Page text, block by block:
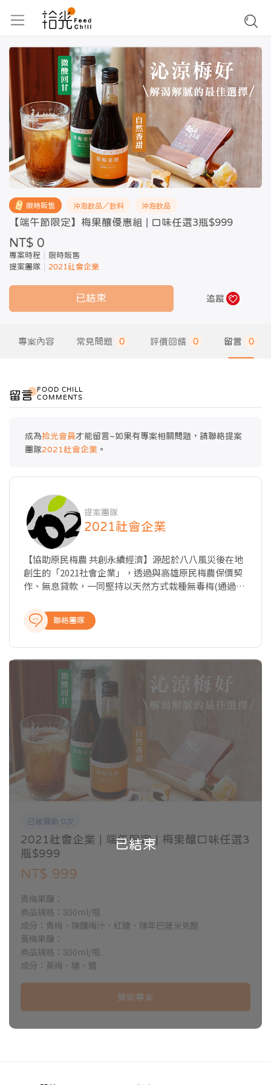
追蹤
限時販售 沖泡飲品／飲料 沖泡飲品
【端午節限定】梅果釀優惠組 | 口味任選3瓶$999
NT$ 0
專案時程
限時販售
提案團隊
2021社會企業
已結束
專案內容 常見問題 0 評價回饋 0 留言 0
留言FOOD CHILL
COMMENTS
成為拾光會員才能留言~如果有專案相關問題，請聯絡提案
團隊2021社會企業 。
提案團隊
2021社會企業
【協助原民梅農 共創永續經濟】源起於八八風災後在地
創生的「2021社會企業」，透過與高雄原民梅農保價契
作、無息貸款，一同堅持以天然方式栽種無毒梅(通過
游運用日本和歌山職人工法研發各式梅子產品；下游則
經由自有品牌「2021」行銷推廣系列商品，創造出共
聯絡團隊
已結束
已被贊助 0次
2021社會企業 | 端午限定 | 梅果釀口味任選3
瓶$999
NT$ 999
青梅果釀：
商品規格：300ml/瓶
成分：青梅、陳釀梅汁、紅糖、陳年巴薩米克醋
黃梅果釀：
商品規格：300ml/瓶
成分：黃梅、糖、鹽
贊助專案